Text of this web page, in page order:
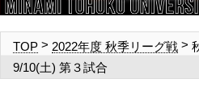
TOP > 2022年度 秋季リーグ戦 >
9/10(土) 第３試合